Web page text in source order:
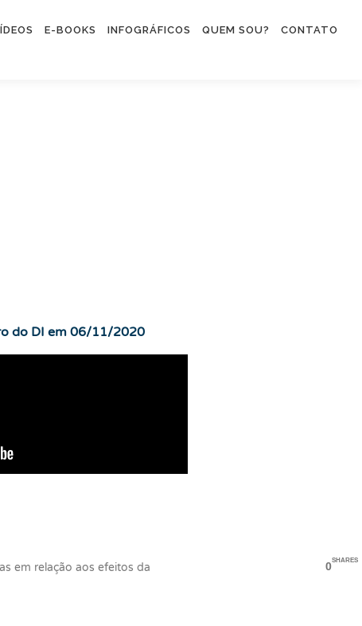
E-BOOKS INFOGRÁFICOS QUEM SOU? CONTATO
do DI em 06/11/2020
em relação aos efeitos da
0SHARES